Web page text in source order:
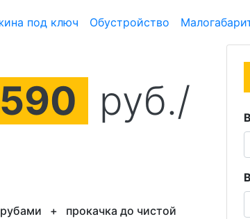
под ключ Обустройство
590 руб./
+
прокачка до чистой